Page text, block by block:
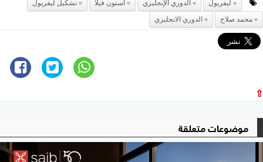
ليفربول الدوري الإنجليزي أستون فيلا
تشكيل ليفربول
محمد صلاح
الدوري الانجليزي
⇧
موضوعات متعلقة